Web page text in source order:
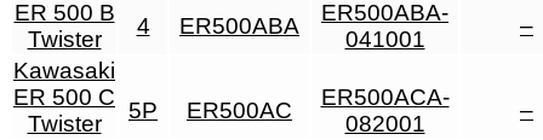
ER 500 B
Twister
4 ER500ABA
ER500ABA-
041001
–
Kawasaki
ER 500 C
Twister
5P ER500AC
ER500ACA-
082001
–